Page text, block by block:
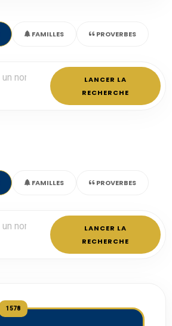
FAMILLES PROVERBES
LANCER LA
RECHERCHE
FAMILLES PROVERBES
LANCER LA
RECHERCHE
1578